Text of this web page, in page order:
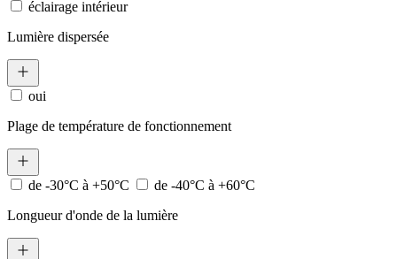
éclairage intérieur
Lumière dispersée
oui
Plage de température de fonctionnement
de -30°C à +50°C
de -40°C à +60°C
Longueur d'onde de la lumière